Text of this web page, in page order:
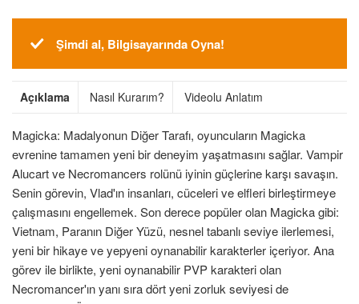
Şimdi al, Bilgisayarında Oyna!
Açıklama Nasıl Kurarım? Videolu Anlatım
Magicka: Madalyonun Diğer Tarafı, oyuncuların Magicka
evrenine tamamen yeni bir deneyim yaşatmasını sağlar. Vampir
Alucart ve Necromancers rolünü iyinin güçlerine karşı savaşın.
Senin görevin, Vlad'ın insanları, cüceleri ve elfleri birleştirmeye
çalışmasını engellemek. Son derece popüler olan Magicka gibi:
Vietnam, Paranın Diğer Yüzü, nesnel tabanlı seviye ilerlemesi,
yeni bir hikaye ve yepyeni oynanabilir karakterler içeriyor. Ana
görev ile birlikte, yeni oynanabilir PVP karakteri olan
Necromancer'ın yanı sıra dört yeni zorluk seviyesi de